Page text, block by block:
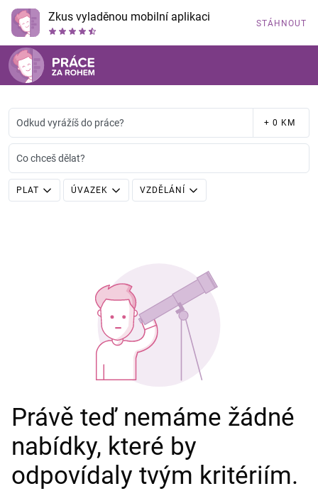
Zkus vyladěnou mobilní aplikaci STÁHNOUT
Odkud vyrážíš do práce? + 0 KM
Co chceš dělat?
PLAT ÚVAZEK VZDĚLÁNÍ
Právě teď nemáme žádné
nabídky, které by
odpovídaly tvým kritériím.